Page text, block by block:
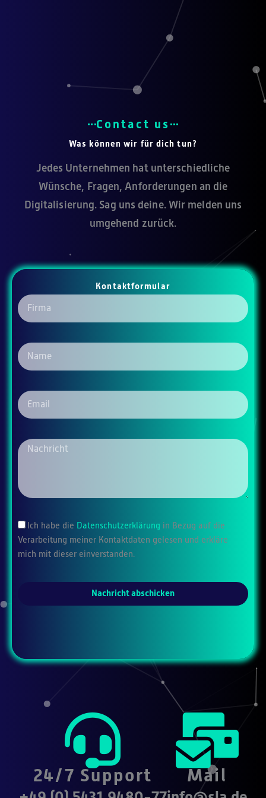
Contact us
Was können wir für dich tun?
Jedes Unternehmen hat unterschiedliche
Wünsche, Fragen, Anforderungen an die
Digitalisierung. Sag uns deine. Wir melden uns
umgehend zurück.
Kontaktformular
Firma
Name
Email
Message
Ich habe die Datenschutzerklärung in Bezug auf die
Verarbeitung meiner Kontaktdaten gelesen und erkläre
mich mit dieser einverstanden.
Nachricht abschicken
24/7 Support Mail